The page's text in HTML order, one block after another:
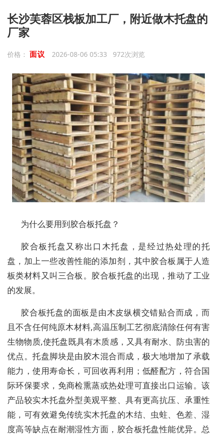
长沙芙蓉区栈板加工厂，附近做木托盘的
厂家
价格： 面议 2026-08-06 05:33 972次浏览
为什么要用到胶合板托盘？
胶合板托盘又称出口木托盘，是经过热处理的托
盘，加上一些改善性能的添加剂，其中胶合板属于人造
板类材料又叫三合板。胶合板托盘的出现，推动了工业
的发展。
胶合板托盘的面板是由木皮纵横交错贴合而成，而
且不含任何纯原木材料,高温压制工艺彻底清除任何有害
生物物质,使托盘既具有木质感，又具有耐水、防虫害的
优点。托盘脚块是由胶木混合而成，极大地增加了承载
能力，使用寿命长，可回收再利用；低醛配方，符合国
际环保要求，免商检熏蒸或热处理可直接出口运输。该
产品较实木托盘外型美观平整、具有更高抗压、承重性
能，可有效避免传统实木托盘的木结、虫蛀、色差、湿
度高等缺点在耐潮湿性方面，胶合板托盘性能优异。总